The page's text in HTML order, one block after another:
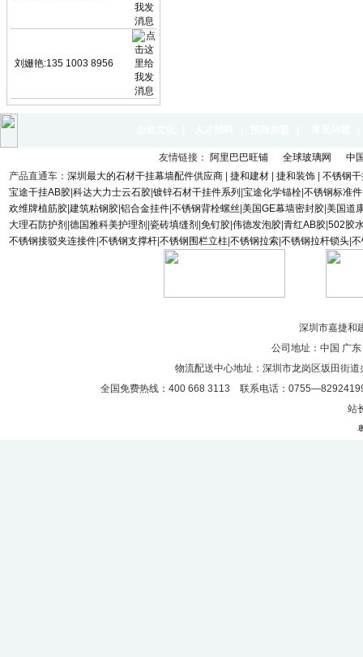
刘姗艳:135 1003 8956
友情链接： 阿里巴巴旺铺 全球玻璃网
中
产品直通车： 深圳最大的石材干挂幕墙配件供应商| 捷和建材| 捷和装饰| 不锈钢
宝途干挂AB胶| 科达大力士云石胶| 镀锌石材干挂件系列 宝途化学锚栓| 不锈钢标准件
欢维牌植筋胶| 建筑粘钢胶| 铝合金挂件| 不锈钢背栓螺丝 美国GE幕墙密封胶| 美国道
大理石防护剂 德国雅科美护理剂 瓷砖填缝剂 免钉胶| 伟德发泡胶| 青红AB胶| 502胶
不锈钢接驳夹连接件| 不锈钢支撑杆| 不锈钢围栏立柱| 不锈钢拉索| 不锈钢拉杆锁头|
深圳市嘉捷和
公司地址：中国 广
物流配送中心地址：深圳市龙岗区坂田街
全国免费热线：400 668 3113 联系电话：
站